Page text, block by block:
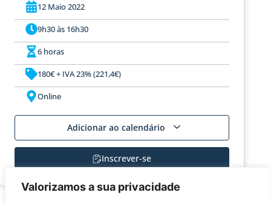
Valorizamos a sua privacidade
12 Maio 2022
9h30 às 16h30
6 horas
180€ + IVA 23% (221,4€)
Online
Adicionar ao calendário
Inscrever-se